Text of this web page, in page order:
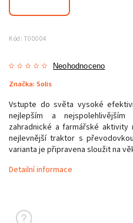
Kód: T00004
Neohodnoceno
Značka: Solis
Vstupte do světa vysoké
nejlepším a
zahradnické a farmářské
nejlevnější traktor s
varianta je připravena sloužit na
Detailní informace